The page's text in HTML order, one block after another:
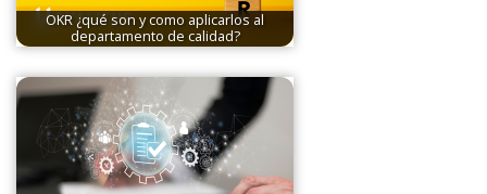
OKR ¿qué son y como aplicarlos al
departamento de calidad?